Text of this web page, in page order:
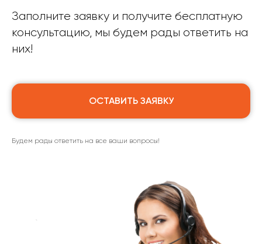
Заполните заявку и получите бесплатную
консультацию, мы будем рады ответить на
них!
ОСТАВИТЬ ЗАЯВКУ
Будем рады ответить на все ваши вопросы!